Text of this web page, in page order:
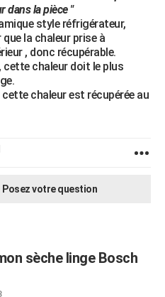
dans la pièce "
style réfrigérateur,
la chaleur prise à
, donc récupérable.
cette chaleur doit le plus
chaleur est récupérée au
Posez votre question
sèche linge Bosch